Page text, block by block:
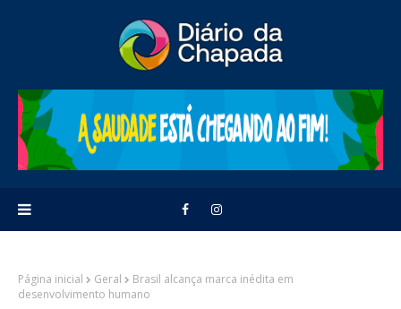
Página inicial Geral
Brasil alcança marca inédita em
desenvolvimento humano